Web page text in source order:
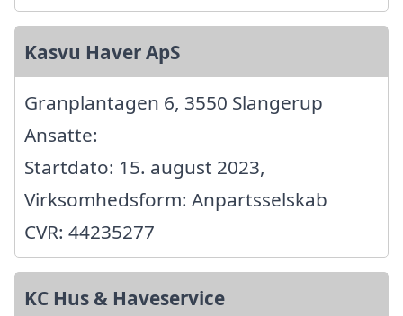
Kasvu Haver ApS
Granplantagen 6, 3550 Slangerup
Ansatte:
Startdato: 15. august 2023,
Virksomhedsform: Anpartsselskab
CVR: 44235277
KC Hus & Haveservice